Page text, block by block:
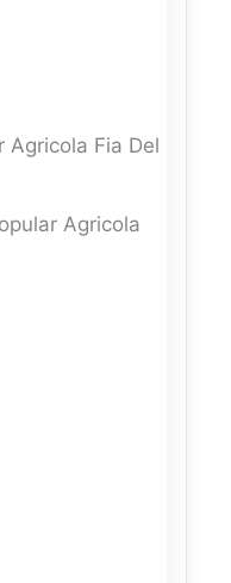
Agricola Fia Del
Agricola